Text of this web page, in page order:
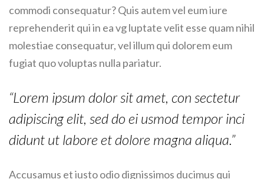
commodi consequatur? Quis autem vel eum iure
reprehenderit qui in ea vg luptate velit esse quam nihil
molestiae consequatur, vel illum qui dolorem eum
fugiat quo voluptas nulla pariatur.
“Lorem ipsum dolor sit amet, con sectetur
adipiscing elit, sed do ei usmod tempor inci
didunt ut labore et dolore magna aliqua.”
Accusamus et iusto odio dignissimos ducimus qui